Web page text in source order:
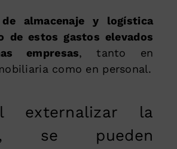
almacenaje y logística
de estos gastos elevados
empresas, tanto en
como en personal.
externalizar la
se pueden